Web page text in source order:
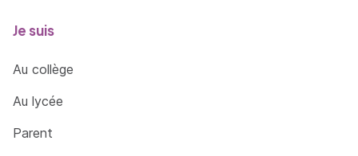
Je suis
Au collège
Au lycée
Parent